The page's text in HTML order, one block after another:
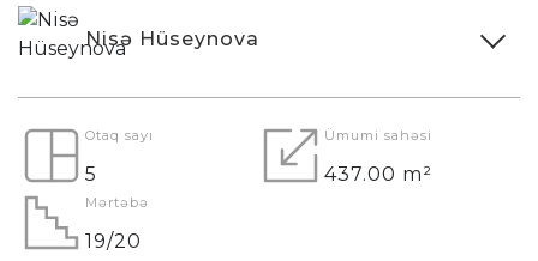
Nisə Hüseynova
Otaq sayı
5
Ümumi sahəsi
437.00 m²
Mərtəbə
19/20